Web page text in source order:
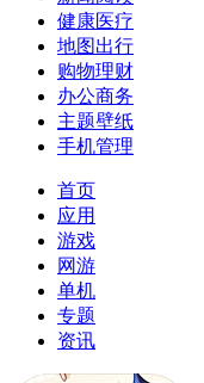
健康医疗
地图出行
购物理财
办公商务
主题壁纸
手机管理
首页
应用
游戏
网游
单机
专题
资讯